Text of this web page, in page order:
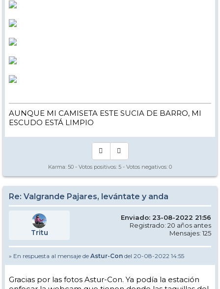
AUNQUE MI CAMISETA ESTE SUCIA DE BARRO, MI
ESCUDO ESTÁ LIMPIO
Karma: 50 - Votos positivos: 5 - Votos negativos: 0
Re: Valgrande Pajares, levántate y anda
Tritu
Enviado: 23-08-2022 21:56
Registrado: 20 años antes
Mensajes: 125
» En respuesta al mensaje de Astur-Con del 20-08-2022 14:55
Gracias por las fotos Astur-Con. Ya podía la estación